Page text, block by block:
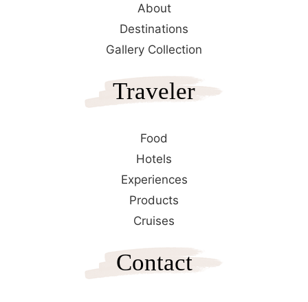
About
Destinations
Gallery Collection
Traveler
Food
Hotels
Experiences
Products
Cruises
Contact